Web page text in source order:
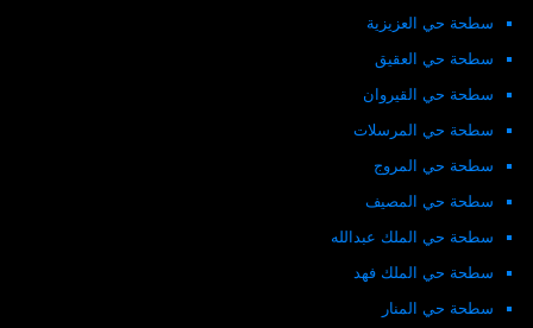
سطحة حي العزيزية
سطحة حي العقيق
سطحة حي القيروان
سطحة حي المرسلات
سطحة حي المروج
سطحة حي المصيف
سطحة حي الملك عبدالله
سطحة حي الملك فهد
سطحة حي المنار